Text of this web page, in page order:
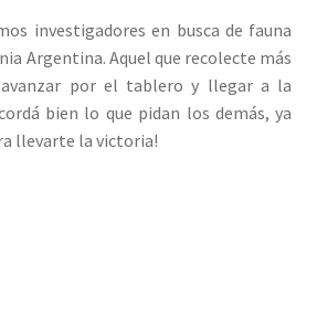
investigadores en busca de fauna
Argentina. Aquel que recolecte más
por el tablero y llegar a la
bien lo que pidan los demás, ya
llevarte la victoria!